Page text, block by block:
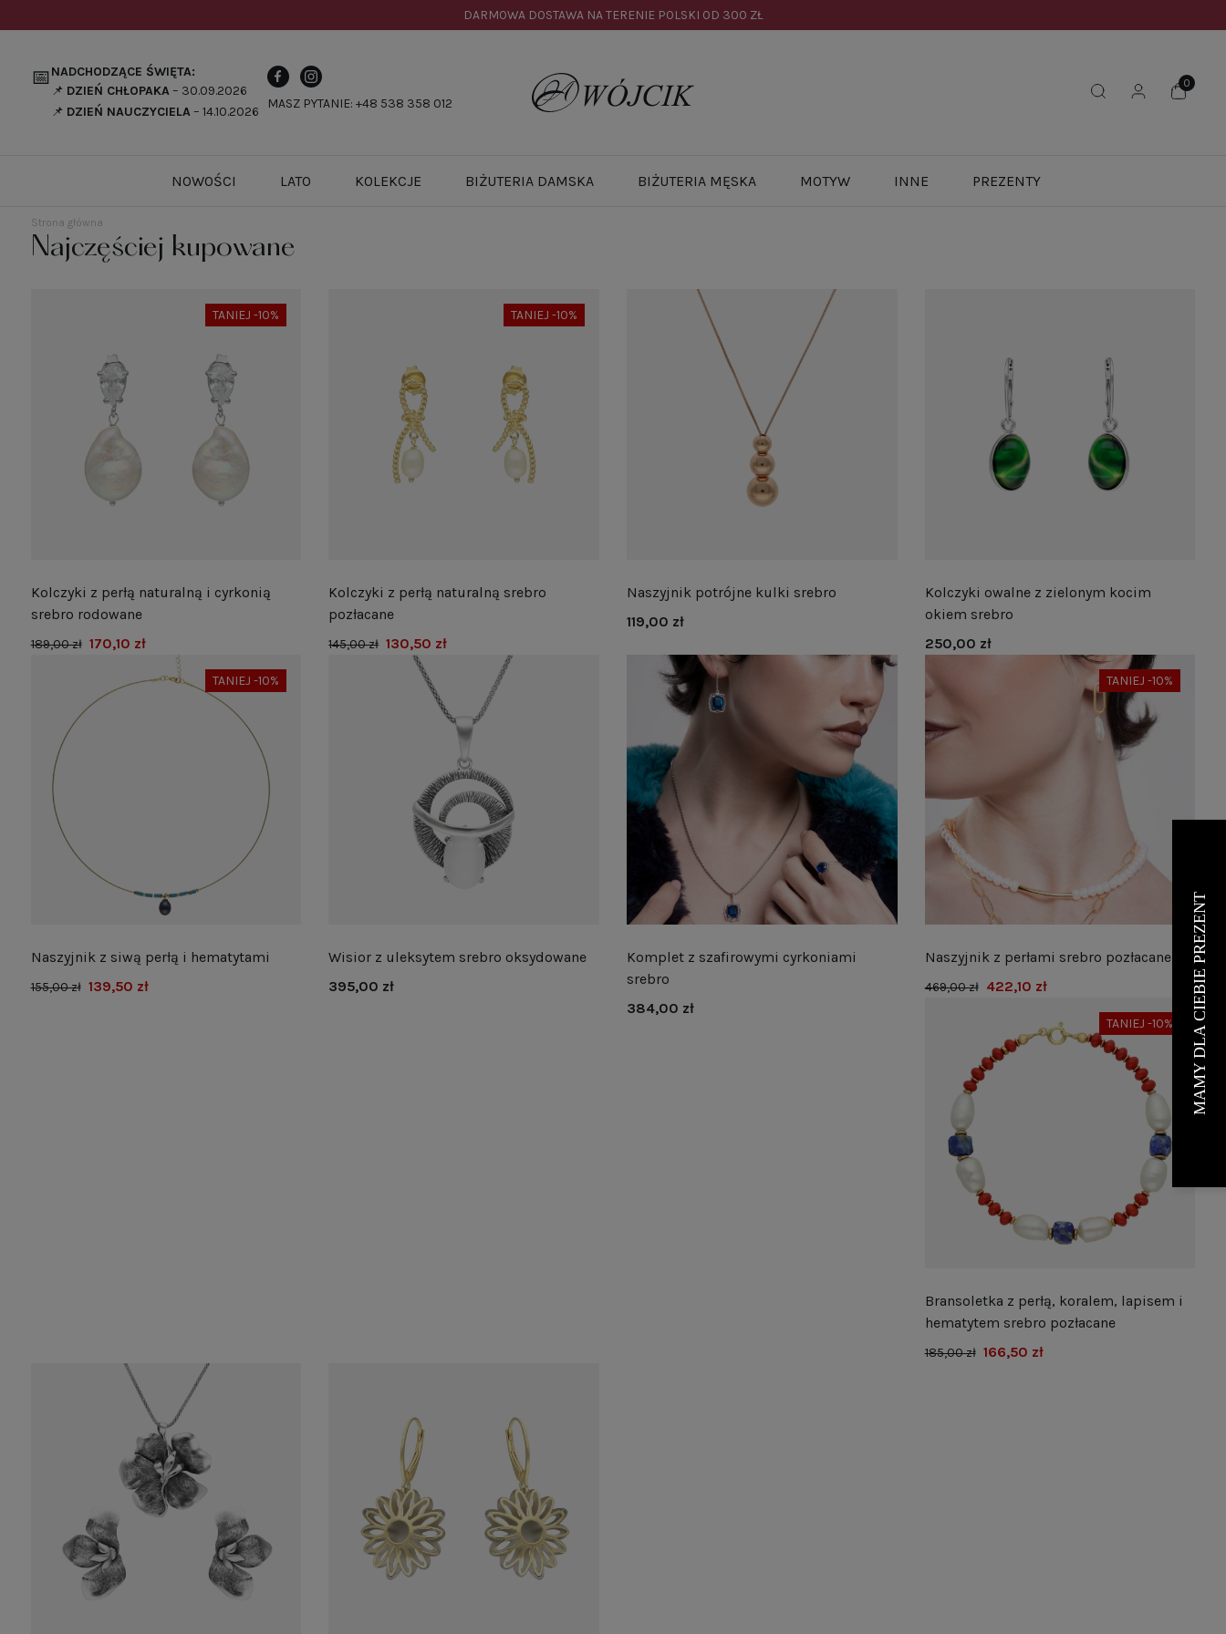
DARMOWA DOSTAWA NA TERENIE POLSKI OD 300 ZŁ
📅NADCHODZĄCE ŚWIĘTA:
📌 DZIEŃ CHŁOPAKA– 30.09.2026
📌 DZIEŃ NAUCZYCIELA– 14.10.2026
MASZ PYTANIE: +48 538 358 012
NOWOŚCI LATO KOLEKCJE BIŻUTERIA DAMSKA BIŻUTERIA MĘSKA MOTYW INNE PREZENTY
Strona główna
Najczęściej kupowane
TANIEJ -10%
Kolczyki z perłą naturalną i cyrkonią
srebro rodowane
189,00 zł 170,10 zł
TANIEJ -10%
Kolczyki z perłą naturalną srebro
pozłacane
145,00 zł 130,50 zł
Naszyjnik potrójne kulki srebro
119,00 zł
Kolczyki owalne z zielonym kocim
okiem srebro
250,00 zł
TANIEJ -10%
Naszyjnik z siwą perłą i hematytami
155,00 zł 139,50 zł
Wisior z uleksytem srebro oksydowane
395,00 zł
Komplet z szafirowymi cyrkoniami
srebro
384,00 zł
TANIEJ -10%
Naszyjnik z perłami srebro pozłacane
469,00 zł 422,10 zł
TANIEJ -10%
Bransoletka z perłą, koralem, lapisem i
hematytem srebro pozłacane
185,00 zł 166,50 zł